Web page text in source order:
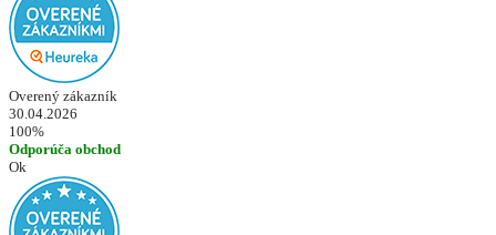
Overený zákazník
30.04.2026
100%
Odporúča obchod
Ok